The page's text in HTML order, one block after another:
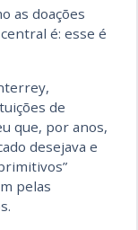
as doações
é: esse é
de
que, por anos,
desejava e
pelas